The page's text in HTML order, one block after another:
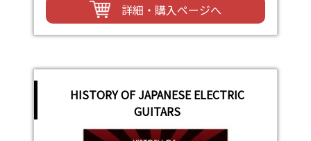
詳細・購入ページへ
HISTORY OF JAPANESE ELECTRIC
GUITARS